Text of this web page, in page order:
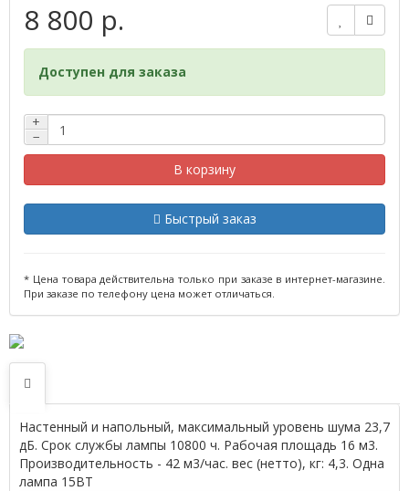
8 800 р.
Доступен для заказа
+
−
В корзину
Быстрый заказ
* Цена товара действительна только при заказе в интернет-магазине.
При заказе по телефону цена может отличаться.
Настенный и напольный, максимальный уровень шума 23,7
дБ. Срок службы лампы 10800 ч. Рабочая площадь 16 м3.
Производительность - 42 м3/час. вес (нетто), кг: 4,3. Одна
лампа 15ВТ